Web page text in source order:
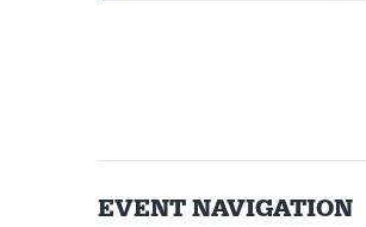
EVENT NAVIGATION